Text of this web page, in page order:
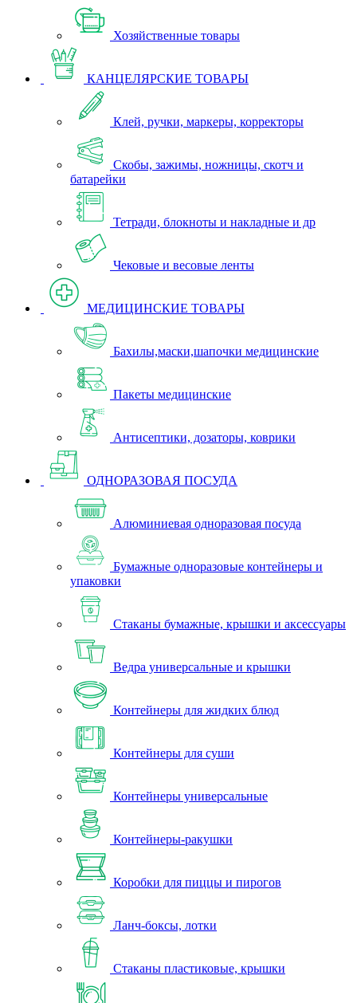
Хозяйственные товары
КАНЦЕЛЯРСКИЕ ТОВАРЫ
Клей, ручки, маркеры, корректоры
Скобы, зажимы, ножницы, скотч и
батарейки
Тетради, блокноты и накладные и др
Чековые и весовые ленты
МЕДИЦИНСКИЕ ТОВАРЫ
Бахилы,маски,шапочки медицинские
Пакеты медицинские
Антисептики, дозаторы, коврики
ОДНОРАЗОВАЯ ПОСУДА
Алюминиевая одноразовая посуда
Бумажные одноразовые контейнеры и
упаковки
Стаканы бумажные, крышки и аксессуары
Ведра универсальные и крышки
Контейнеры для жидких блюд
Контейнеры для суши
Контейнеры универсальные
Контейнеры-ракушки
Коробки для пиццы и пирогов
Ланч-боксы, лотки
Стаканы пластиковые, крышки